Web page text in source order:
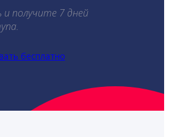
и получите 7 дней
бесплатно